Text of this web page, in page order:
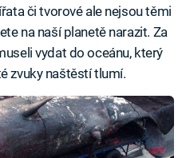
či tvorové ale nejsou těmi
na naší planetě narazit. Za
vydat do oceánu, který
zvuky naštěstí tlumí.